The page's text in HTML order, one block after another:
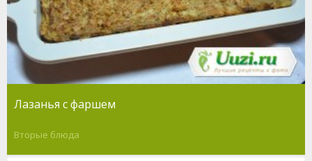
Лазанья с фаршем
Вторые блюда